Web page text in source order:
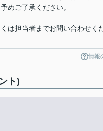
めご了承ください。
は担当者までお問い合わせく
情報
ト)